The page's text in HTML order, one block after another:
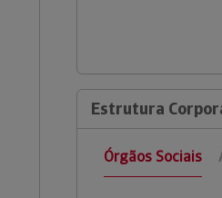
Estrutura
Órgãos Sociais